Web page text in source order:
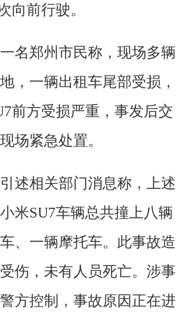
向前行驶。
名郑州市民称，现场多辆
，一辆出租车尾部受损，
前方受损严重，事发后交
场紧急处置。
述相关部门消息称，上述
米SU7车辆总共撞上八辆
、一辆摩托车。此事故造
伤，未有人员死亡。涉事
方控制，事故原因正在进